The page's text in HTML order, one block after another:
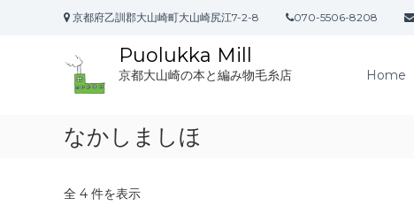
京都府乙訓郡大山崎町大山崎尻江7-2-8 070-5506-8208
Puolukka Mill
京都大山崎の本と編み物毛糸店 Home
なかしましほ
全 4 件を表示